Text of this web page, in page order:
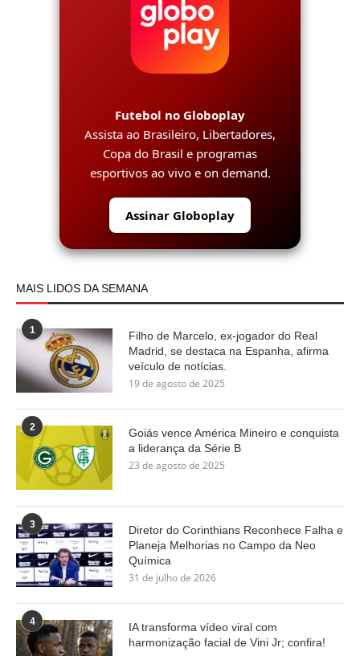
Futebol no Globoplay
Assista ao Brasileiro, Libertadores,
Copa do Brasil e programas
esportivos ao vivo e on demand.
Assinar Globoplay
MAIS LIDOS DA SEMANA
1
Filho de Marcelo, ex-jogador do Real
Madrid, se destaca na Espanha, afirma
veículo de notícias.
19 de agosto de 2025
2
Goiás vence América Mineiro e conquista
a liderança da Série B
23 de agosto de 2025
3
Diretor do Corinthians Reconhece Falha e
Planeja Melhorias no Campo da Neo
Química
31 de julho de 2026
4
IA transforma vídeo viral com
harmonização facial de Vini Jr; confira!